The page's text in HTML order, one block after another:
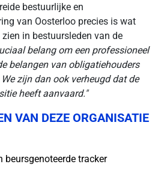
bestuurlijke en
van Oosterloo precies is wat
in bestuursleden van de
belang om een professioneel
belangen van obligatiehouders
zijn dan ook verheugd dat de
heeft aanvaard."
VAN DEZE ORGANISATIE
beursgenoteerde tracker